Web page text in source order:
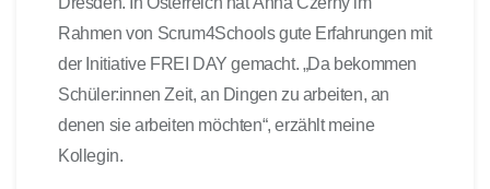
Rahmen von Scrum4Schools gute Erfahrungen mit
der Initiative FREI DAY gemacht. „Da bekommen
Schüler:innen Zeit, an Dingen zu arbeiten, an
denen sie arbeiten möchten“, erzählt meine
Kollegin.